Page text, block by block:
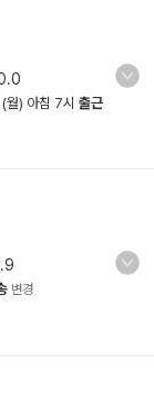
월) 아침 7시 출근
변경